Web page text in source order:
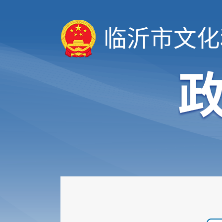
临沂市文